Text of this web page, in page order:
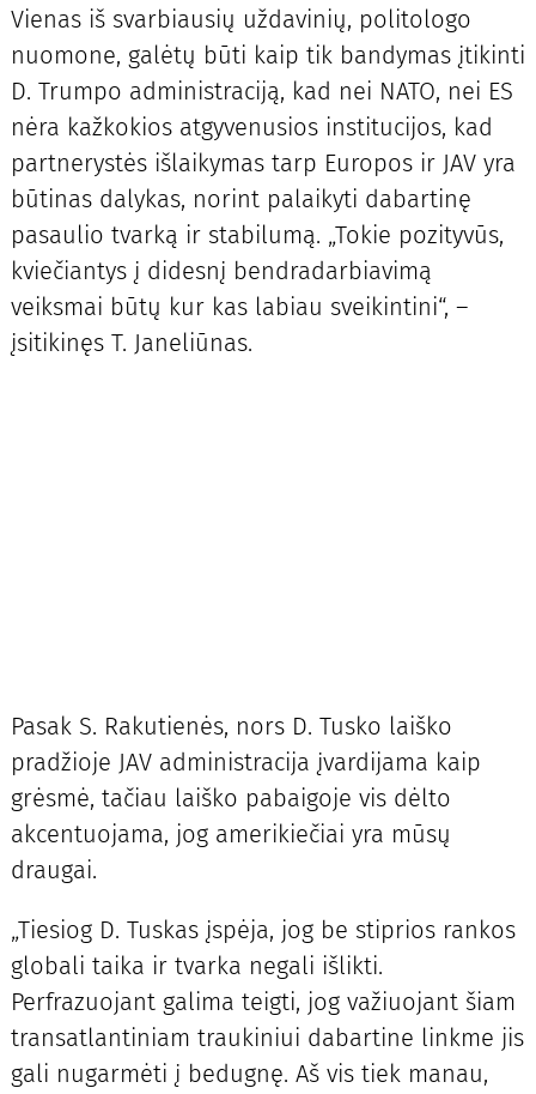
Vienas iš svarbiausių uždavinių, politologo
nuomone, galėtų būti kaip tik bandymas įtikinti
D. Trumpo administraciją, kad nei NATO, nei ES
nėra kažkokios atgyvenusios institucijos, kad
partnerystės išlaikymas tarp Europos ir JAV yra
būtinas dalykas, norint palaikyti dabartinę
pasaulio tvarką ir stabilumą. „Tokie pozityvūs,
kviečiantys į didesnį bendradarbiavimą
veiksmai būtų kur kas labiau sveikintini“, –
įsitikinęs T. Janeliūnas.
Pasak S. Rakutienės, nors D. Tusko laiško
pradžioje JAV administracija įvardijama kaip
grėsmė, tačiau laiško pabaigoje vis dėlto
akcentuojama, jog amerikiečiai yra mūsų
draugai.
„Tiesiog D. Tuskas įspėja, jog be stiprios rankos
globali taika ir tvarka negali išlikti.
Perfrazuojant galima teigti, jog važiuojant šiam
transatlantiniam traukiniui dabartine linkme jis
gali nugarmėti į bedugnę. Aš vis tiek manau,